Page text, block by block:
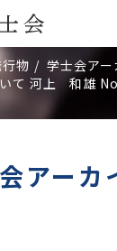
物 学士会ア
て 河上 和雄
アーカ